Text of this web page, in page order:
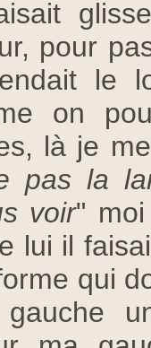
pour
le
on
là je
pas la
voir" moi
lui il
qui